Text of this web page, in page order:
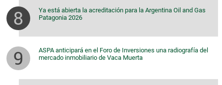
Ya está abierta la acreditación para la Argentina Oil and Gas
Patagonia 2026
ASPA anticipará en el Foro de Inversiones una radiografía del
mercado inmobiliario de Vaca Muerta